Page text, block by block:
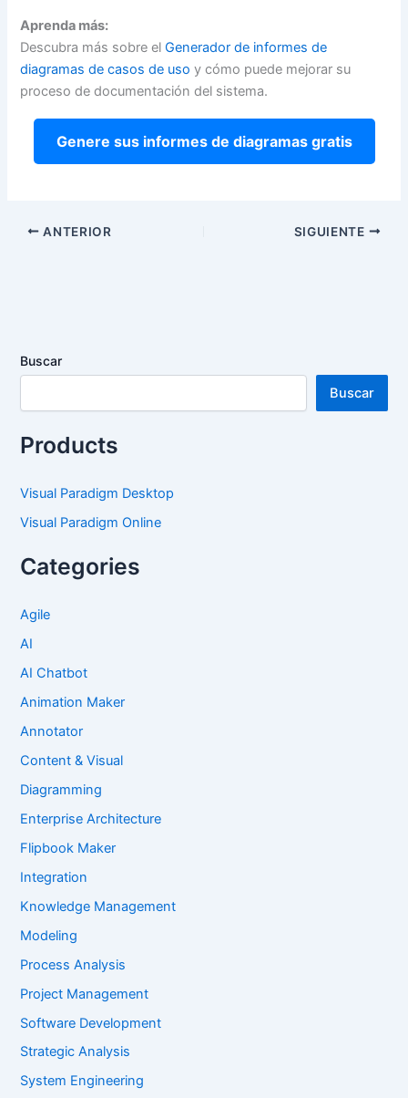
Aprenda más:
Descubra más sobre elGenerador de informes de
diagramas de casos de uso y cómo puede mejorar su
proceso de documentación del sistema.
Genere sus informes de diagramas gratis
ANTERIOR SIGUIENTE
Buscar
Buscar
Products
Visual Paradigm Desktop
Visual Paradigm Online
Categories
Agile
AI
AI Chatbot
Animation Maker
Annotator
Content & Visual
Diagramming
Enterprise Architecture
Flipbook Maker
Integration
Knowledge Management
Modeling
Process Analysis
Project Management
Software Development
Strategic Analysis
System Engineering